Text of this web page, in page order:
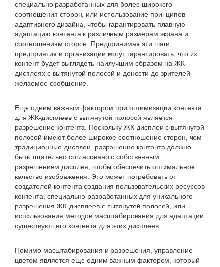
специально разработанных для более широкого
соотношения сторон, или использование принципов
адаптивного дизайна, чтобы гарантировать плавную
адаптацию контента к различным размерам экрана и
соотношениям сторон. Предпринимая эти шаги,
предприятия и организации могут гарантировать, что их
контент будет выглядеть наилучшим образом на ЖК-
дисплеях с вытянутой полосой и донести до зрителей
желаемое сообщение.
Еще одним важным фактором при оптимизации контента
для ЖК-дисплеев с вытянутой полосой является
разрешение контента. Поскольку ЖК-дисплеи с вытянутой
полосой имеют более широкое соотношение сторон, чем
традиционные дисплеи, разрешение контента должно
быть тщательно согласовано с собственным
разрешением дисплея, чтобы обеспечить оптимальное
качество изображения. Это может потребовать от
создателей контента создания пользовательских ресурсов
контента, специально разработанных для уникального
разрешения ЖК-дисплеев с вытянутой полосой, или
использования методов масштабирования для адаптации
существующего контента для этих дисплеев.
Помимо масштабирования и разрешения, управление
цветом является еще одним важным фактором, который